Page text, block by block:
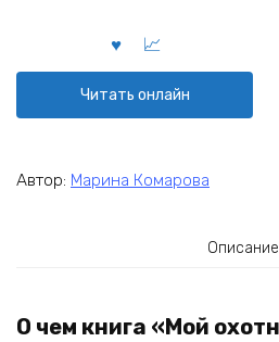
Читать онлайн
Автор: Марина Комарова
Описание
О чем книга «Мой